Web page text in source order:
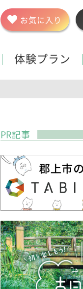
お気に入り
体験プラン
PR記事